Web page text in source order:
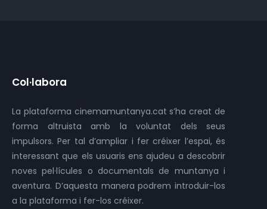
Col·labora
La plataforma cinemamuntanya.cat s’ha creat de
forma altruista amb la voluntat dels seus
impulsors. Per tal d’ampliar i fer créixer l’espai, és
interessant que els usuaris ens ajudeu a descobrir
noves pel·lícules o documentals de muntanya i
aventura. D’aquesta manera podrem introduir-los
a la plataforma i fer-los créixer.